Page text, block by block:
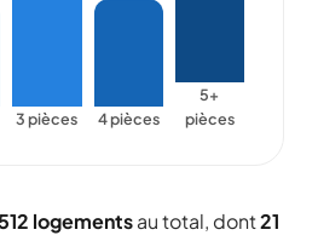
3 pièces 4 pièces
5+
pièces
logementsau total, dont21